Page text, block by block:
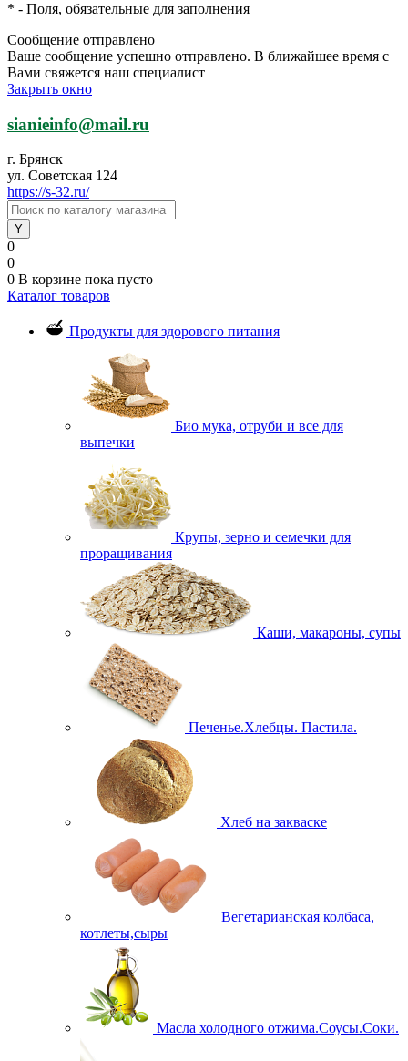
* - Поля, обязательные для заполнения
Сообщение отправлено
Ваше сообщение успешно отправлено. В ближайшее время с
Вами свяжется наш специалист
Закрыть окно
sianieinfo@mail.ru
г. Брянск
ул. Советская 124
https://s-32.ru/
0
0
0 В корзине пока пусто
Каталог товаров
Продукты для здорового питания
Био мука, отруби и все для
выпечки
Крупы, зерно и семечки для
проращивания
Каши, макароны, супы
Печенье.Хлебцы. Пастила.
Хлеб на закваске
Вегетарианская колбаса,
котлеты,сыры
Масла холодного отжима.Соусы.Соки.